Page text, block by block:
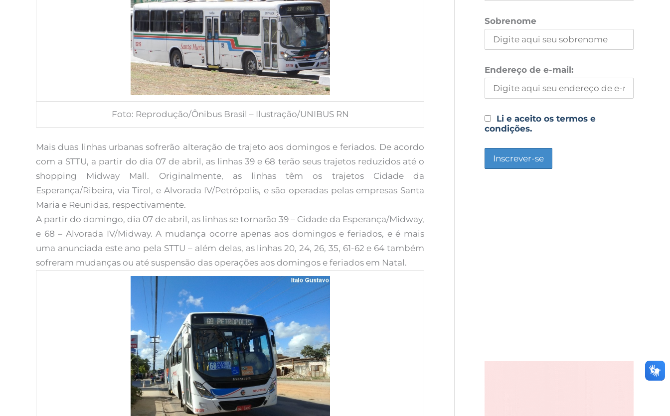
Foto: Reprodução/Ônibus Brasil – Ilustração/UNIBUS RN
Mais duas linhas urbanas sofrerão alteração de trajeto aos domingos e feriados. De acordo
com a STTU, a partir do dia 07 de abril, as linhas 39 e 68 terão seus trajetos reduzidos até o
shopping Midway Mall. Originalmente, as linhas têm os trajetos Cidade da
Esperança/Ribeira, via Tirol, e Alvorada IV/Petrópolis, e são operadas pelas empresas Santa
Maria e Reunidas, respectivamente.
A partir do domingo, dia 07 de abril, as linhas se tornarão 39 – Cidade da Esperança/Midway,
e 68 – Alvorada IV/Midway. A mudança ocorre apenas aos domingos e feriados, e é mais
uma anunciada este ano pela STTU – além delas, as linhas 20, 24, 26, 35, 61-62 e 64 também
sofreram mudanças ou até suspensão das operações aos domingos e feriados em Natal.
Sobrenome
Endereço de e-mail:
Li e aceito os termos e
condições.